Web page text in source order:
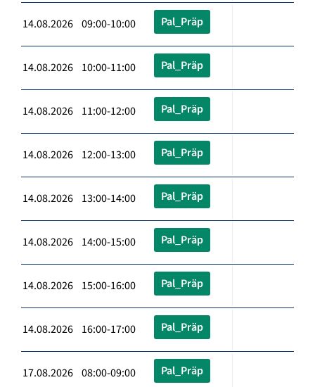
14.08.2026 09:00-10:00 Pal_Präp
14.08.2026 10:00-11:00 Pal_Präp
14.08.2026 11:00-12:00 Pal_Präp
14.08.2026 12:00-13:00 Pal_Präp
14.08.2026 13:00-14:00 Pal_Präp
14.08.2026 14:00-15:00 Pal_Präp
14.08.2026 15:00-16:00 Pal_Präp
14.08.2026 16:00-17:00 Pal_Präp
17.08.2026 08:00-09:00 Pal_Präp